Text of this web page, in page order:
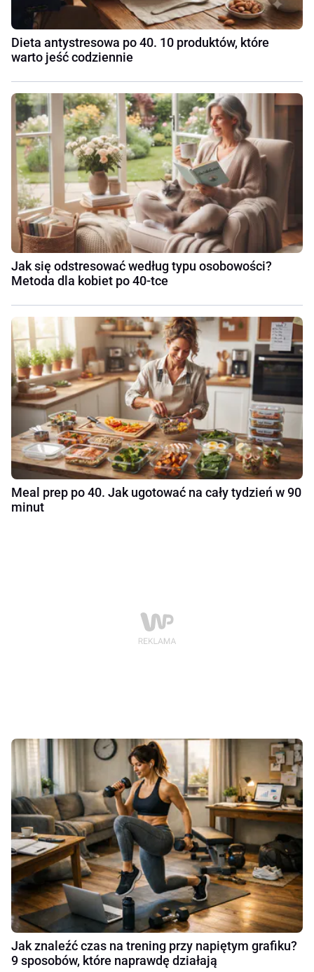
Dieta antystresowa po 40. 10 produktów, które
warto jeść codziennie
Jak się odstresować według typu osobowości?
Metoda dla kobiet po 40-tce
Meal prep po 40. Jak ugotować na cały tydzień w 90
minut
Jak znaleźć czas na trening przy napiętym grafiku?
9 sposobów, które naprawdę działają